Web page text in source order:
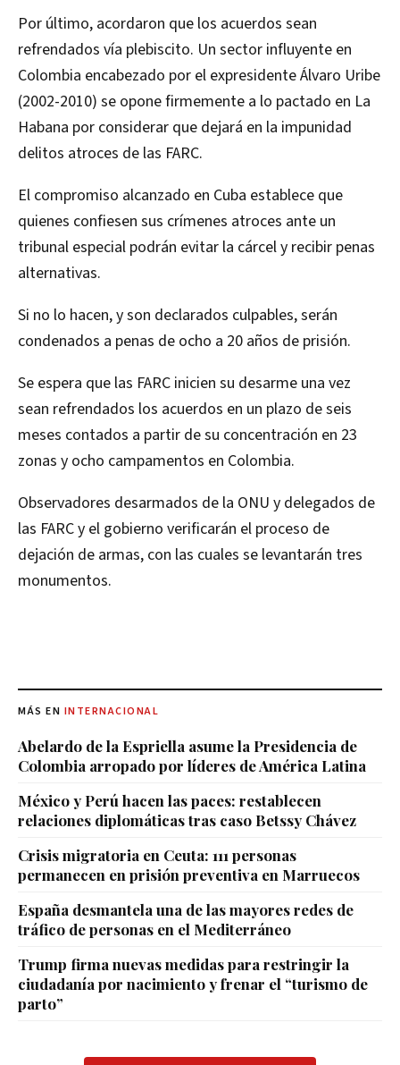
Por último, acordaron que los acuerdos sean
refrendados vía plebiscito. Un sector influyente en
Colombia encabezado por el expresidente Álvaro Uribe
(2002-2010) se opone firmemente a lo pactado en La
Habana por considerar que dejará en la impunidad
delitos atroces de las FARC.
El compromiso alcanzado en Cuba establece que
quienes confiesen sus crímenes atroces ante un
tribunal especial podrán evitar la cárcel y recibir penas
alternativas.
Si no lo hacen, y son declarados culpables, serán
condenados a penas de ocho a 20 años de prisión.
Se espera que las FARC inicien su desarme una vez
sean refrendados los acuerdos en un plazo de seis
meses contados a partir de su concentración en 23
zonas y ocho campamentos en Colombia.
Observadores desarmados de la ONU y delegados de
las FARC y el gobierno verificarán el proceso de
dejación de armas, con las cuales se levantarán tres
monumentos.
MÁS EN INTERNACIONAL
Abelardo de la Espriella asume la Presidencia de
Colombia arropado por líderes de América Latina
México y Perú hacen las paces: restablecen
relaciones diplomáticas tras caso Betssy Chávez
Crisis migratoria en Ceuta: 111 personas
permanecen en prisión preventiva en Marruecos
España desmantela una de las mayores redes de
tráfico de personas en el Mediterráneo
Trump firma nuevas medidas para restringir la
ciudadanía por nacimiento y frenar el “turismo de
parto”